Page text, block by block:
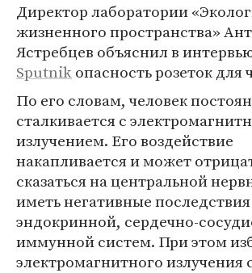
Директор лаборатории
жизненного пространства»
Ястребцев объяснил в
Sputnikопасность розеток для
По его словам, человек
сталкивается с
излучением. Его воздействие
накапливается и может
сказаться на центральной
иметь негативные
эндокринной, сердечно-
иммунной систем. При этом
электромагнитного излучения